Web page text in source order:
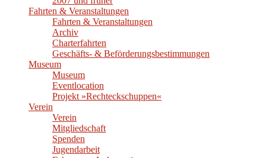
Fahrten & Veranstaltungen
Fahrten & Veranstaltungen
Archiv
Charterfahrten
Geschäfts- & Beförderungsbestimmungen
Museum
Museum
Eventlocation
Projekt »Rechteckschuppen«
Verein
Verein
Mitgliedschaft
Spenden
Jugendarbeit